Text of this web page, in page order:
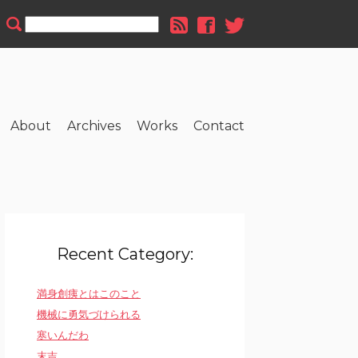
About Archives Works Contact
Recent Category:
満身創痍とはこのこと
機械に勇気づけられる
寒いんだわ